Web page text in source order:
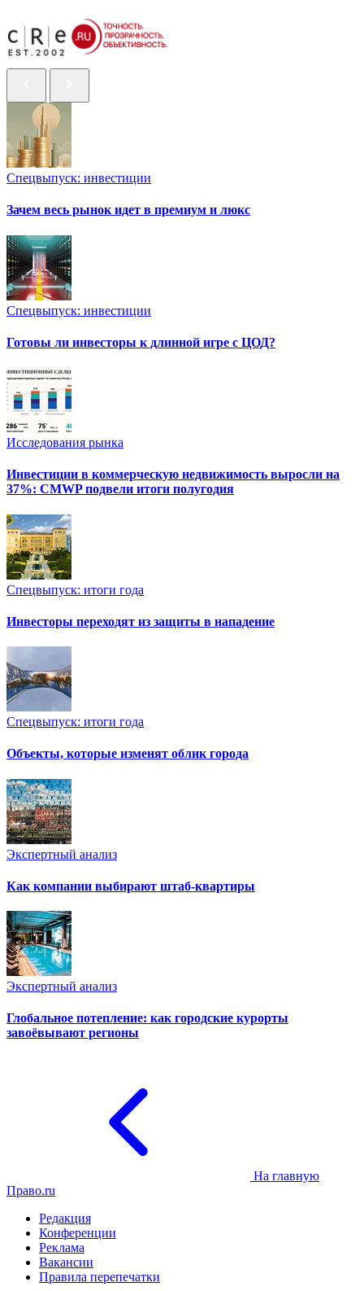
Спецвыпуск: инвестиции
Зачем весь рынок идет в премиум и люкс
Спецвыпуск: инвестиции
Готовы ли инвесторы к длинной игре с ЦОД?
Исследования рынка
Инвестиции в коммерческую недвижимость выросли на
37%: CMWP подвели итоги полугодия
Спецвыпуск: итоги года
Инвесторы переходят из защиты в нападение
Спецвыпуск: итоги года
Объекты, которые изменят облик города
Экспертный анализ
Как компании выбирают штаб-квартиры
Экспертный анализ
Глобальное потепление: как городские курорты
завоёвывают регионы
На главную
Право.ru
Редакция
Конференции
Реклама
Вакансии
Правила перепечатки